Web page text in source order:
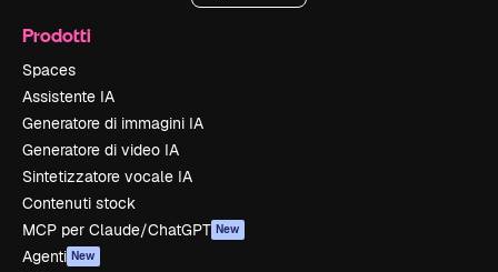
Prodotti
Spaces
Assistente IA
Generatore di immagini IA
Generatore di video IA
Sintetizzatore vocale IA
Contenuti stock
MCP per Claude/ChatGPT New
Agenti New